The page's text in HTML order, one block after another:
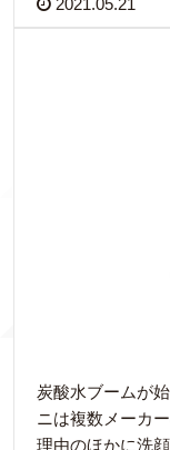
炭酸水ブームが
ニは複数メーカ
理由のほかに洗